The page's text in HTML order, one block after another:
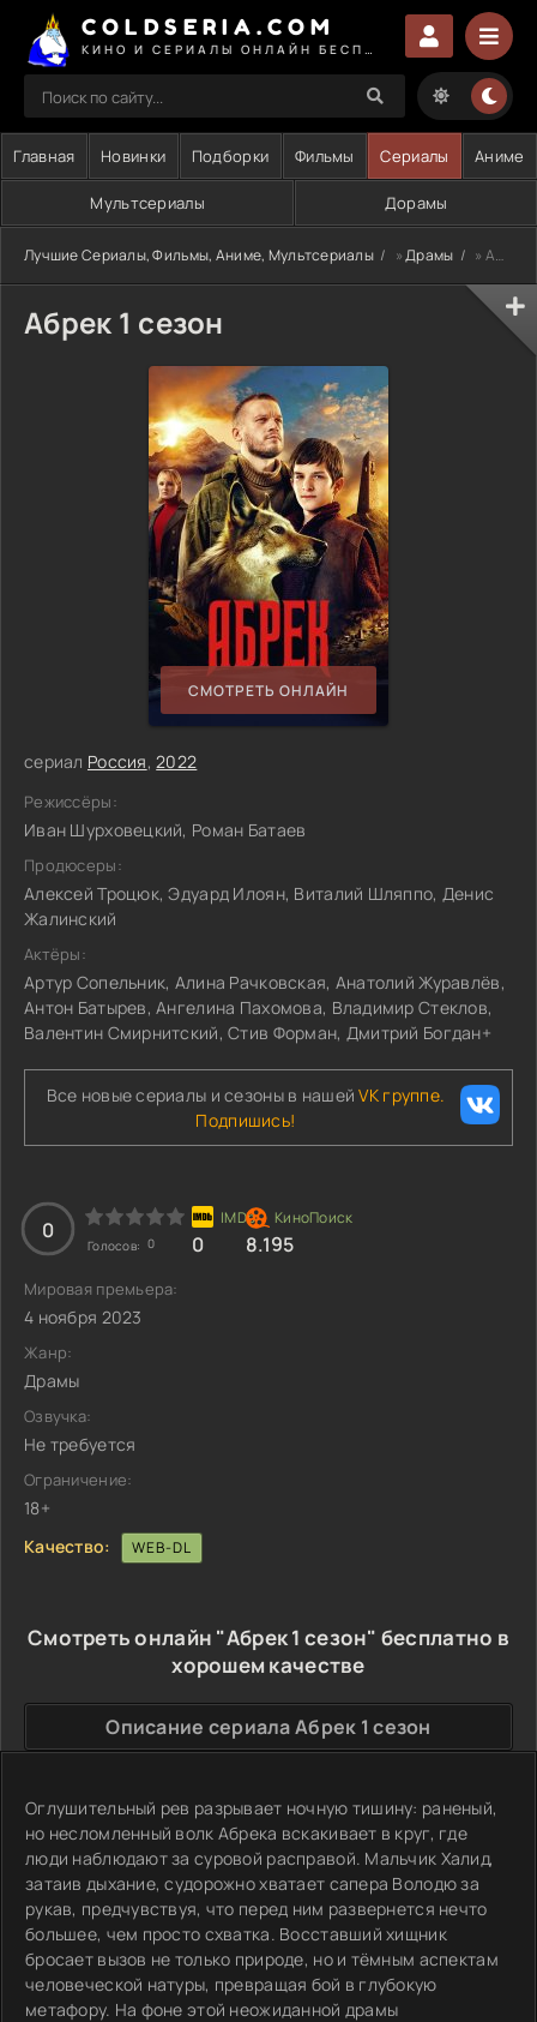
COLDSERIA.COM
Главная Новинки Подборки Фильмы Сериалы Аниме
Мультсериалы Дорамы
Лучшие Сериалы, Фильмы, Аниме, Мультсериалы »Драмы » Абрек 1 сезон
Абрек 1 сезон
СМОТРЕТЬ ОНЛАЙН
сериал Россия,2022
Режиссёры:
Иван Шурховецкий, Роман Батаев
Продюсеры:
Алексей Троцюк, Эдуард Илоян, Виталий Шляппо, Денис
Жалинский
Актёры:
Артур Сопельник, Алина Рачковская, Анатолий Журавлёв,
Антон Батырев, Ангелина Пахомова, Владимир Стеклов,
Валентин Смирнитский, Стив Форман, Дмитрий Богдан+
Все новые сериалы и сезоны в нашейVK группе.
Подпишись!
0
Голосов: 0 0 8.195
Мировая премьера:
4 ноября 2023
Жанр:
Драмы
Озвучка:
Не требуется
Ограничение:
18+
Качество:
WEB-DL
Смотреть онлайн "Абрек 1 сезон" бесплатно в
хорошем качестве
Описание сериала Абрек 1 сезон
Оглушительный рев разрывает ночную тишину: раненый,
но несломленный волк Абрека вскакивает в круг, где
люди наблюдают за суровой расправой. Мальчик Халид,
затаив дыхание, судорожно хватает сапера Володю за
рукав, предчувствуя, что перед ним развернется нечто
большее, чем просто схватка. Восставший хищник
бросает вызов не только природе, но и тёмным аспектам
человеческой натуры, превращая бой в глубокую
метафору. На фоне этой неожиданной драмы